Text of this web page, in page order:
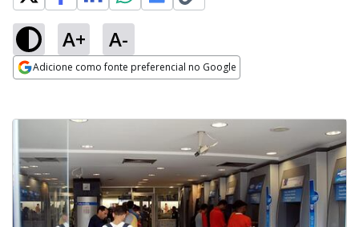
A+ A-
Adicione como fonte preferencial no Google